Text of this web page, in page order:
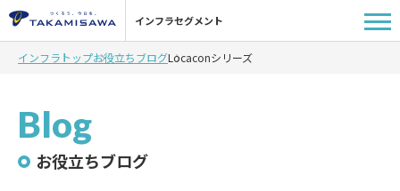
インフラセグメント
インフラトップお役立ちブログLocaconシリーズ
Blog
お役立ちブログ